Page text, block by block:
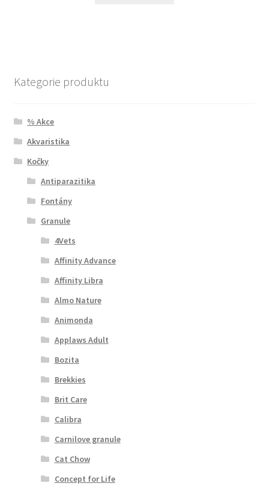
Kategorie produktu
% Akce
Akvaristika
Kočky
Antiparazitika
Fontány
Granule
4Vets
Affinity Advance
Affinity Libra
Almo Nature
Animonda
Applaws Adult
Bozita
Brekkies
Brit Care
Calibra
Carnilove granule
Cat Chow
Concept for Life